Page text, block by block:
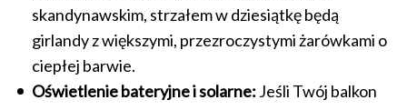
skandynawskim, strzałem w dziesiątkę będą
girlandy z większymi, przezroczystymi żarówkami o
ciepłej barwie.
Oświetlenie bateryjne i solarne: Jeśli Twój balkon